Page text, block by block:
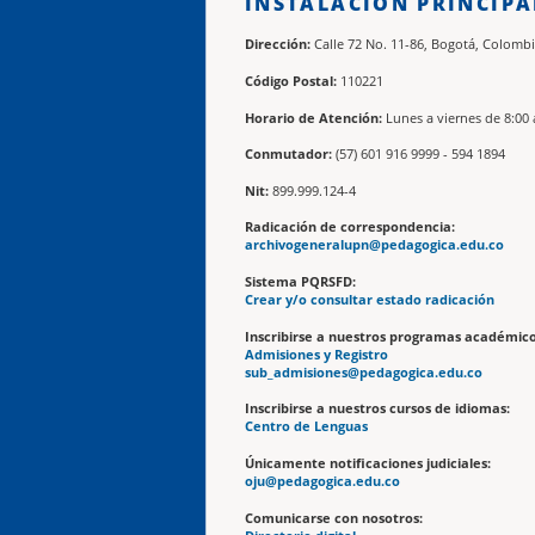
Dirección: Calle 72 No. 11-86, Bogotá,
Código Postal: 110221
Horario de Atención: Lunes a viernes de 8:00
Conmutador: (57) 601 916 9999 - 594 1894
Nit: 899.999.124-4
Radicación de correspondencia:
archivogeneralupn@pedagogica.edu.co
Sistema PQRSFD:
Crear y/o consultar estado radicación
Inscribirse a nuestros programas
Admisiones y Registro
sub_admisiones@pedagogica.edu.co
Inscribirse a nuestros cursos de idiomas:
Centro de Lenguas
Únicamente notificaciones judiciales:
oju@pedagogica.edu.co
Comunicarse con nosotros: